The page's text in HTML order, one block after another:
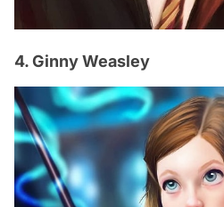
4. Ginny Weasley